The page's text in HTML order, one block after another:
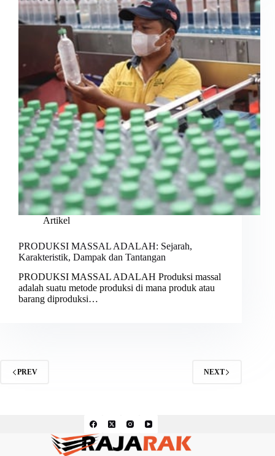
Artikel
PRODUKSI MASSAL ADALAH: Sejarah,
Karakteristik, Dampak dan Tantangan
PRODUKSI MASSAL ADALAH Produksi massal
adalah suatu metode produksi di mana produk atau
barang diproduksi…
PREV NEXT